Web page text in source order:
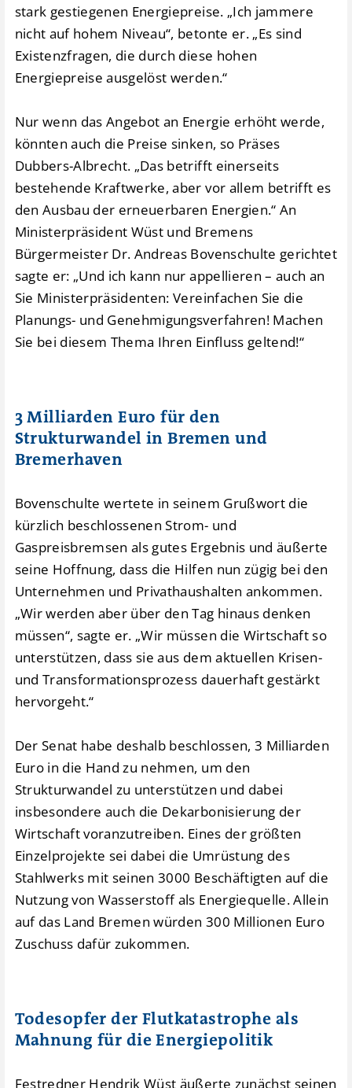
stark gestiegenen Energiepreise. „Ich jammere
nicht auf hohem Niveau“, betonte er. „Es sind
Existenzfragen, die durch diese hohen
Energiepreise ausgelöst werden.“
Nur wenn das Angebot an Energie erhöht werde,
könnten auch die Preise sinken, so Präses
Dubbers-Albrecht. „Das betrifft einerseits
bestehende Kraftwerke, aber vor allem betrifft es
den Ausbau der erneuerbaren Energien.“ An
Ministerpräsident Wüst und Bremens
Bürgermeister Dr. Andreas Bovenschulte gerichtet
sagte er: „Und ich kann nur appellieren – auch an
Sie Ministerpräsidenten: Vereinfachen Sie die
Planungs- und Genehmigungsverfahren! Machen
Sie bei diesem Thema Ihren Einfluss geltend!“
3 Milliarden Euro für den
Strukturwandel in Bremen und
Bremerhaven
Bovenschulte wertete in seinem Grußwort die
kürzlich beschlossenen Strom- und
Gaspreisbremsen als gutes Ergebnis und äußerte
seine Hoffnung, dass die Hilfen nun zügig bei den
Unternehmen und Privathaushalten ankommen.
„Wir werden aber über den Tag hinaus denken
müssen“, sagte er. „Wir müssen die Wirtschaft so
unterstützen, dass sie aus dem aktuellen Krisen-
und Transformationsprozess dauerhaft gestärkt
hervorgeht.“
Der Senat habe deshalb beschlossen, 3 Milliarden
Euro in die Hand zu nehmen, um den
Strukturwandel zu unterstützen und dabei
insbesondere auch die Dekarbonisierung der
Wirtschaft voranzutreiben. Eines der größten
Einzelprojekte sei dabei die Umrüstung des
Stahlwerks mit seinen 3000 Beschäftigten auf die
Nutzung von Wasserstoff als Energiequelle. Allein
auf das Land Bremen würden 300 Millionen Euro
Zuschuss dafür zukommen.
Todesopfer der Flutkatastrophe als
Mahnung für die Energiepolitik
Festredner Hendrik Wüst äußerte zunächst seinen